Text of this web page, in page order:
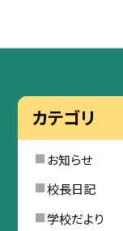
カテゴリ
お知らせ
校長日記
学校だより